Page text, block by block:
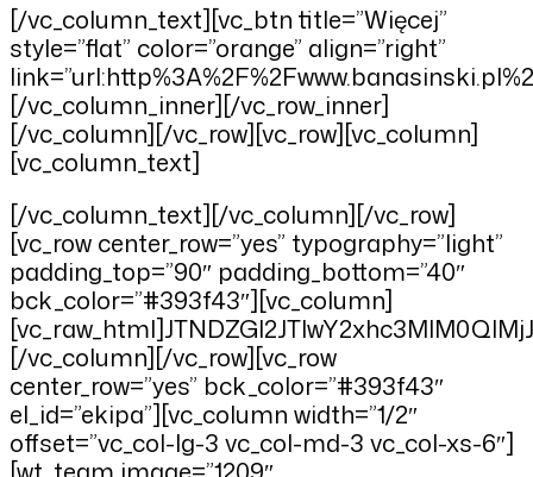
[/vc_column_text][vc_btn title=”Więcej”
style=”flat” color=”orange” align=”right”
[/vc_column_inner][/vc_row_inner]
[/vc_column][/vc_row][vc_row][vc_column]
[vc_column_text]
[/vc_column_text][/vc_column][/vc_row]
[vc_row center_row=”yes” typography=”light”
padding_top=”90″ padding_bottom=”40″
bck_color=”#393f43″][vc_column]
[/vc_column][/vc_row][vc_row
center_row=”yes” bck_color=”#393f43″
el_id=”ekipa”][vc_column width=”1/2″
offset=”vc_col-lg-3 vc_col-md-3 vc_col-xs-6″]